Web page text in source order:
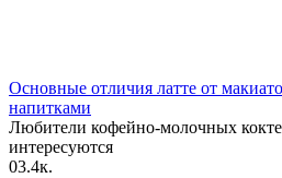
Основные отличия латте от
напитками
Любители кофейно-молочных
интересуются
03.4к.